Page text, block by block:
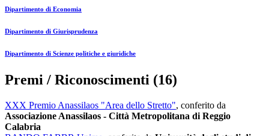
Dipartimento di Economia
Dipartimento di Giurisprudenza
Dipartimento di Scienze politiche e giuridiche
Premi / Riconoscimenti (16)
XXX Premio Anassilaos "Area dello Stretto", conferito da
Associazione Anassilaos - Città Metropolitana di Reggio
Calabria